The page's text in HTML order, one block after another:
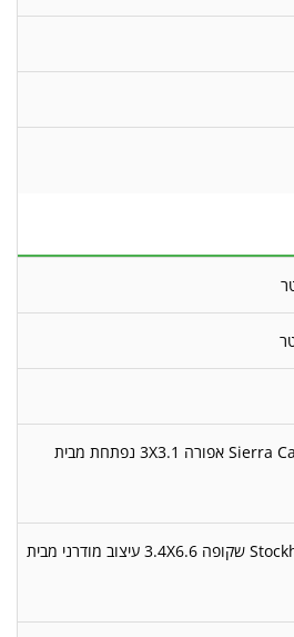
פרגולת אלומיניום Sierra Cabrio אפורה 3X3.1 נפתחת מבית
פרגולה אלומיניום Stockholm שקופה 3.4X6.6 עיצוב מודרני מבית